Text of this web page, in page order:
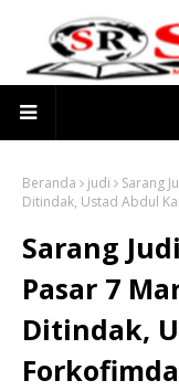
Beranda judi
Sarang
Ditindak, Ustad Abdul
Sarang
Pasar 7
Ditindak,